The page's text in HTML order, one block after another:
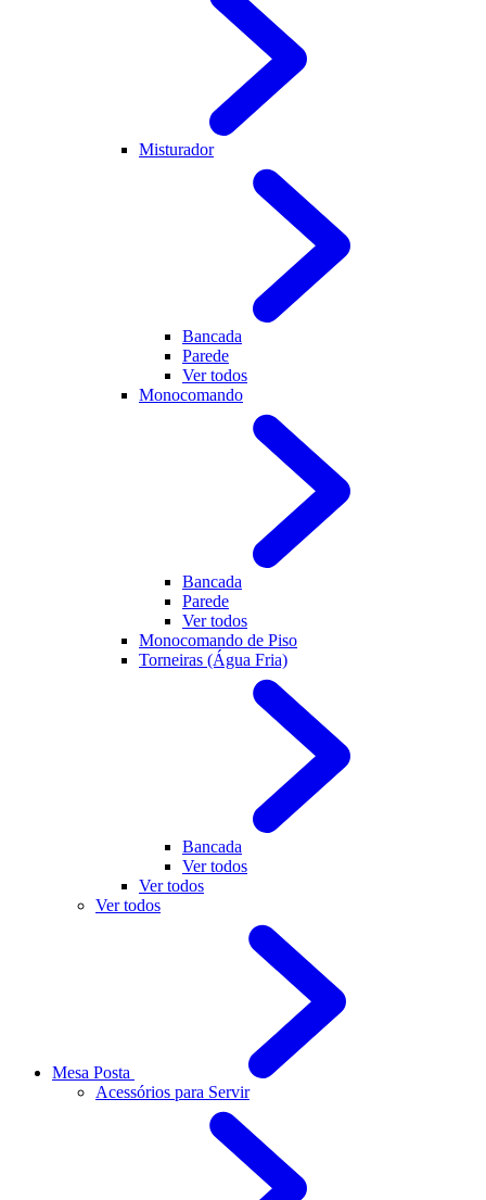
Misturador
Bancada
Parede
Ver todos
Monocomando
Bancada
Parede
Ver todos
Monocomando de Piso
Torneiras (Água Fria)
Bancada
Ver todos
Ver todos
Ver todos
Mesa Posta
Acessórios para Servir